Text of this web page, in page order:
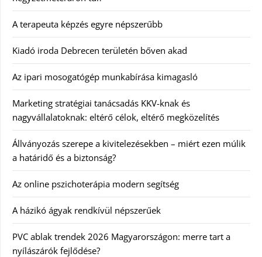
A terapeuta képzés egyre népszerűbb
Kiadó iroda Debrecen területén bőven akad
Az ipari mosogatógép munkabírása kimagasló
Marketing stratégiai tanácsadás KKV-knak és
nagyvállalatoknak: eltérő célok, eltérő megközelítés
Állványozás szerepe a kivitelezésekben – miért ezen múlik
a határidő és a biztonság?
Az online pszichoterápia modern segítség
A házikó ágyak rendkívül népszerűek
PVC ablak trendek 2026 Magyarországon: merre tart a
nyílászárók fejlődése?